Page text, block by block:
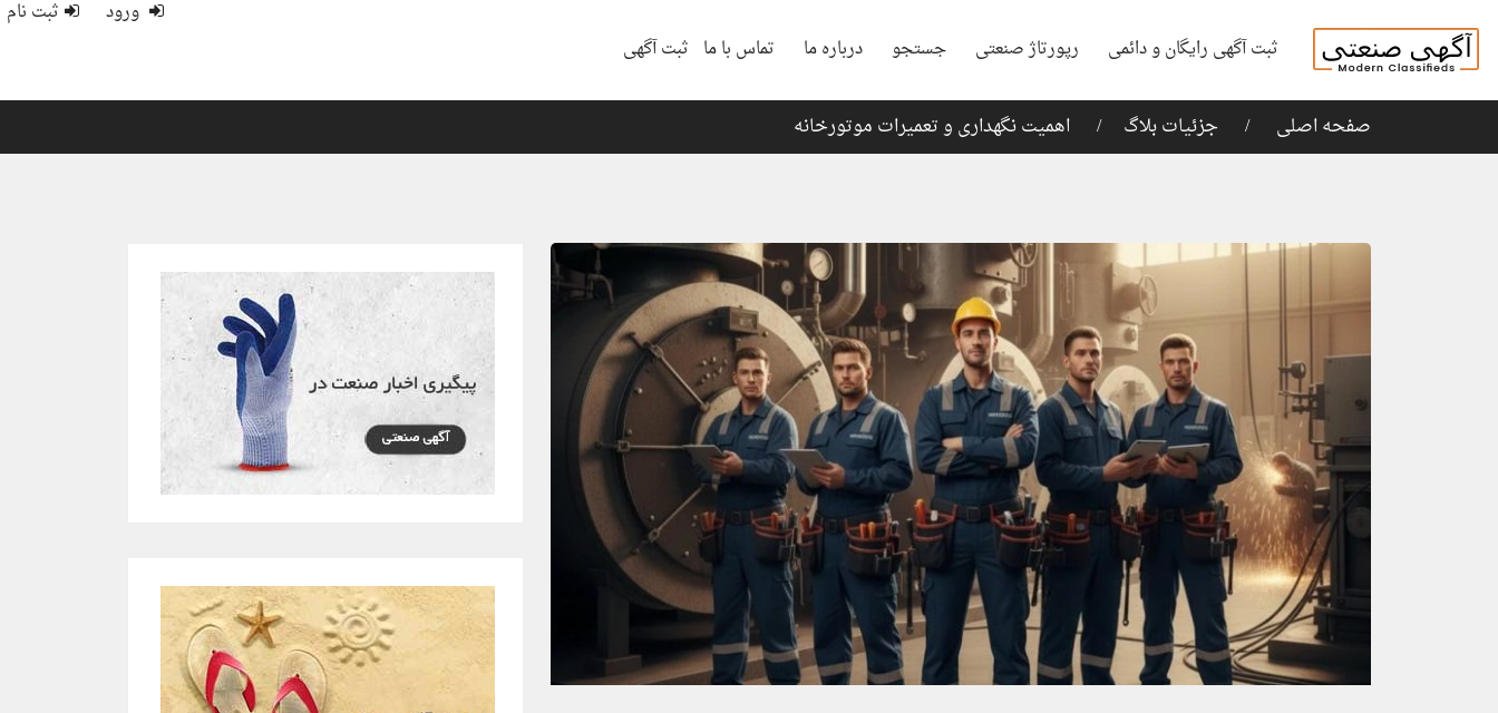
ثبت آگهی رایگان و دائمی رپورتاژ صنعتی جستجو درباره ما تماس با ما ثبت آگهی
ورود ثبت نام
صفحه اصلی جزئیات بلاگ اهمیت نگهداری و تعمیرات موتورخانه